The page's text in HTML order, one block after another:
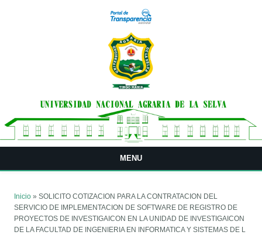
MENU
Inicio » SOLICITO COTIZACION PARA LA CONTRATACION DEL
SERVICIO DE IMPLEMENTACION DE SOFTWARE DE REGISTRO DE
PROYECTOS DE INVESTIGAICON EN LA UNIDAD DE INVESTIGAICON
DE LA FACULTAD DE INGENIERIA EN INFORMATICA Y SISTEMAS DE L